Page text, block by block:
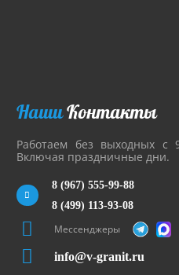
НашиКонтакты
Работаем без выходных с
Включая праздничные дни.
8 (967) 555-99-88
8 (499) 113-93-08
Мессенджеры
info@v-granit.ru